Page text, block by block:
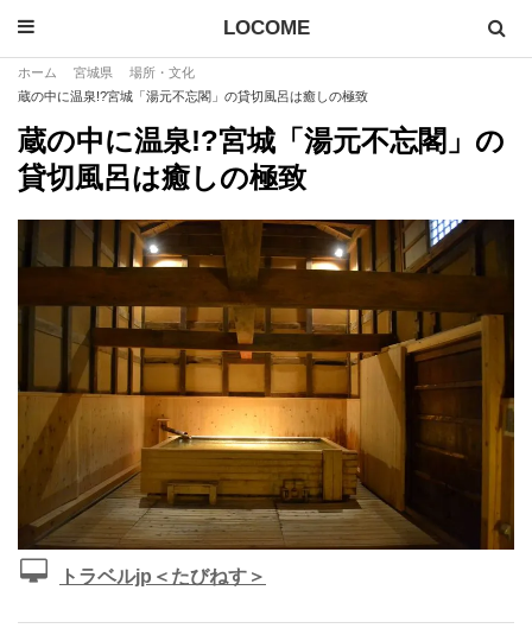
LOCOME
ホーム 宮城県
場所・文化
蔵の中に温泉!?宮城「湯元不忘閣」の貸切風呂は癒しの極致
蔵の中に温泉!?宮城「湯元不忘閣」の
貸切風呂は癒しの極致
トラベルjp＜たびねす＞